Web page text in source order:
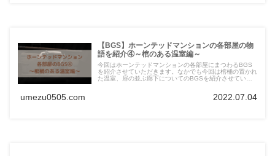
【BGS】ホーンテッドマンションの各部屋の物
語を紹介④～棺のある温室編～
今回はホーンテッドマンションの各部屋にまつわるBGS
を紹介させていただきます。なかでも今回は棺桶の置かれ
た温室、扉の並ぶ廊下についてのBGSを紹介させていた
umezu0505.com 2022.07.04